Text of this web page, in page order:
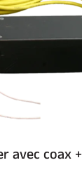
DE FOND
avec coax +